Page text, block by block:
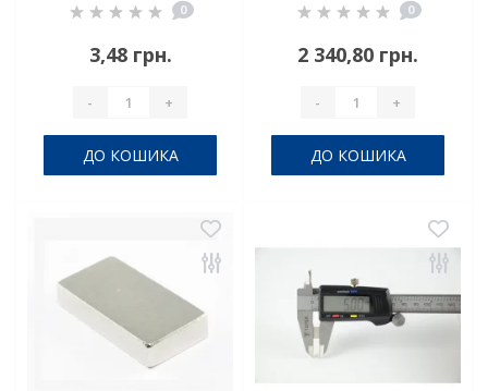
0
3,48 грн.
- +
ДО КОШИКА
0
2 340,80 грн.
- +
ДО КОШИКА